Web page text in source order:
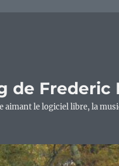
de Frederic
aimant le logiciel libre, la